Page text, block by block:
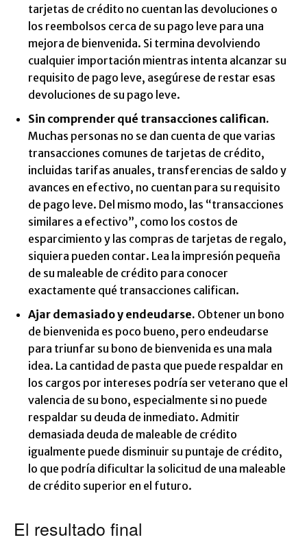
tarjetas de crédito no cuentan las devoluciones o
los reembolsos cerca de su pago leve para una
mejora de bienvenida. Si termina devolviendo
cualquier importación mientras intenta alcanzar su
requisito de pago leve, asegúrese de restar esas
devoluciones de su pago leve.
Sin comprender qué transacciones califican.
Muchas personas no se dan cuenta de que varias
transacciones comunes de tarjetas de crédito,
incluidas tarifas anuales, transferencias de saldo y
avances en efectivo, no cuentan para su requisito
de pago leve. Del mismo modo, las “transacciones
similares a efectivo”, como los costos de
esparcimiento y las compras de tarjetas de regalo,
siquiera pueden contar. Lea la impresión pequeña
de su maleable de crédito para conocer
exactamente qué transacciones califican.
Ajar demasiado y endeudarse. Obtener un bono
de bienvenida es poco bueno, pero endeudarse
para triunfar su bono de bienvenida es una mala
idea. La cantidad de pasta que puede respaldar en
los cargos por intereses podría ser veterano que el
valencia de su bono, especialmente si no puede
respaldar su deuda de inmediato. Admitir
demasiada deuda de maleable de crédito
igualmente puede disminuir su puntaje de crédito,
lo que podría dificultar la solicitud de una maleable
de crédito superior en el futuro.
El resultado final